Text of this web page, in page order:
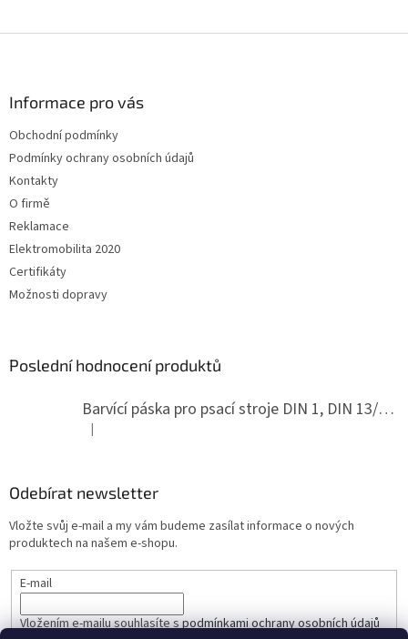
Informace pro vás
Obchodní podmínky
Podmínky ochrany osobních údajů
Kontakty
O firmě
Reklamace
Elektromobilita 2020
Certifikáty
Možnosti dopravy
Poslední hodnocení produktů
Barvící páska pro psací stroje DIN 1, DIN 13/10, LAND, PA červenočerná
Hodnocení produktu je 5 z 5 hvězdiček.
|
Odebírat newsletter
Vložte svůj e-mail a my vám budeme zasílat informace o nových
produktech na našem e-shopu.
E-mail
Vložením e-mailu souhlasíte spodmínkami ochrany osobních údajů